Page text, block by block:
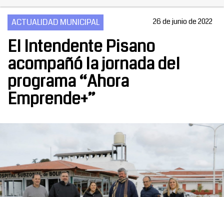
ACTUALIDAD MUNICIPAL 26 de junio de 2022
El Intendente Pisano
acompañó la jornada del
programa “Ahora
Emprende+”